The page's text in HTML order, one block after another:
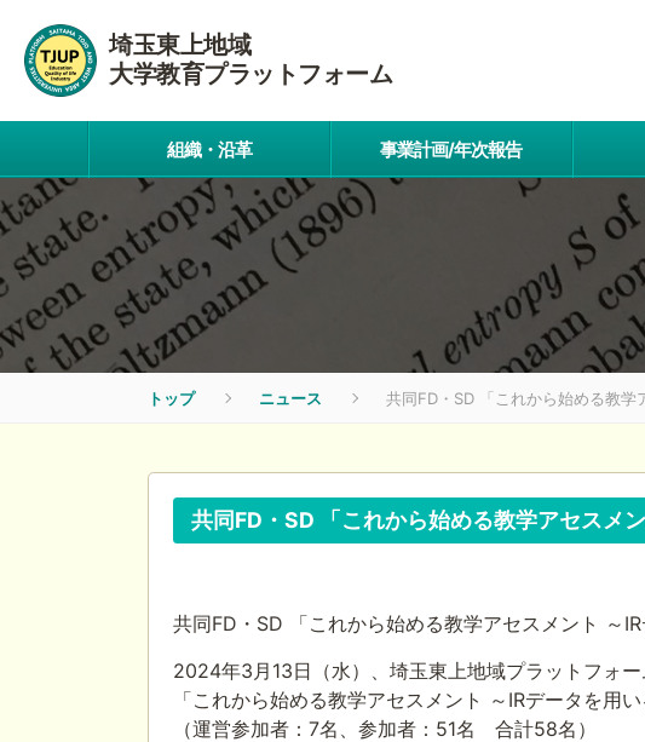
埼玉東上地域
大学教育プラットフォーム
組織・沿革 事業計画/年次報告
トップ ニュース 共同FD・SD 「これから始める教学
共同FD・SD 「これから始める教学アセスメ
共同FD・SD 「これから始める教学アセスメント ～
2024年3月13日（水）、埼玉東上地域プラットフォ
「これから始める教学アセスメント ～IRデータを用
（運営参加者：7名、参加者：51名 合計58名）